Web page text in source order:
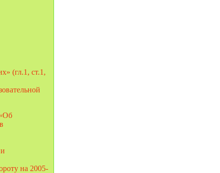
(гл.1, ст.1,
на 2005-